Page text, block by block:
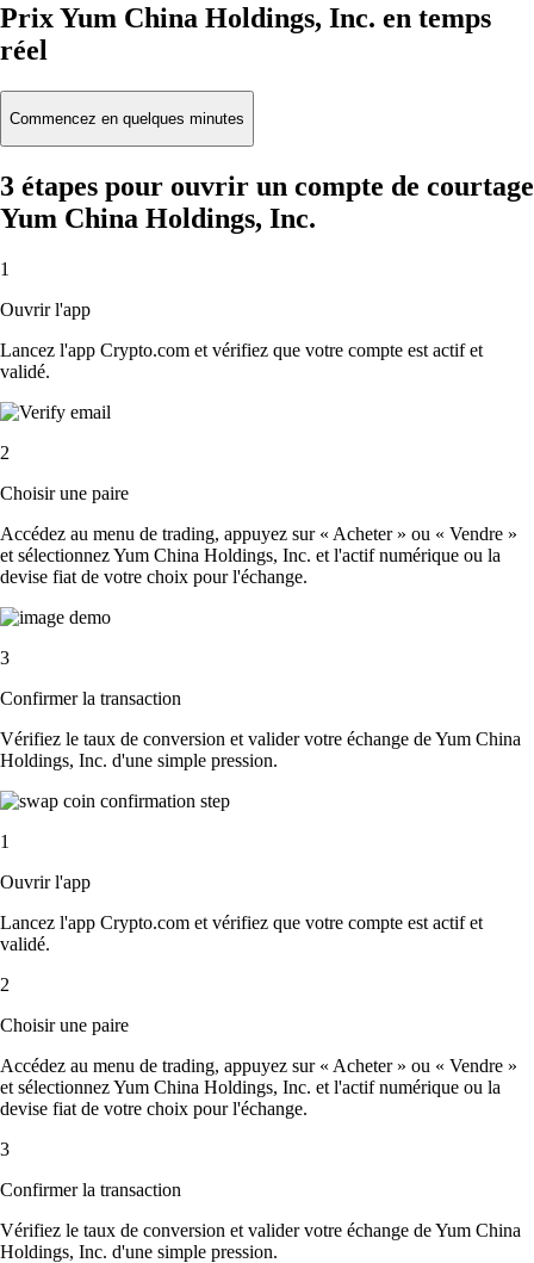
Prix Yum China Holdings, Inc. en temps
réel
Commencez en quelques minutes
3 étapes pour ouvrir un compte de courtage
Yum China Holdings, Inc.
1
Ouvrir l'app
Lancez l'app Crypto.com et vérifiez que votre compte est actif et
validé.
2
Choisir une paire
Accédez au menu de trading, appuyez sur « Acheter » ou « Vendre »
et sélectionnez Yum China Holdings, Inc. et l'actif numérique ou la
devise fiat de votre choix pour l'échange.
3
Confirmer la transaction
Vérifiez le taux de conversion et valider votre échange de Yum China
Holdings, Inc. d'une simple pression.
1
Ouvrir l'app
Lancez l'app Crypto.com et vérifiez que votre compte est actif et
validé.
2
Choisir une paire
Accédez au menu de trading, appuyez sur « Acheter » ou « Vendre »
et sélectionnez Yum China Holdings, Inc. et l'actif numérique ou la
devise fiat de votre choix pour l'échange.
3
Confirmer la transaction
Vérifiez le taux de conversion et valider votre échange de Yum China
Holdings, Inc. d'une simple pression.